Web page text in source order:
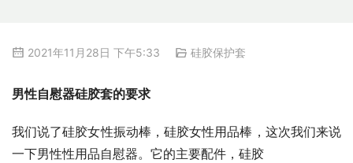
2021年11月28日 下午5:33 硅胶保护套
男性自慰器硅胶套的要求
我们说了硅胶女性振动棒，硅胶女性用品棒，这次我们来说
一下男性性用品自慰器。它的主要配件，硅胶